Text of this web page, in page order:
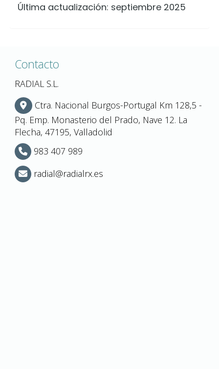
Última actualización: septiembre 2025
Contacto
RADIAL S.L.
Ctra. Nacional Burgos-Portugal Km 128,5 -
Pq. Emp. Monasterio del Prado, Nave 12. La
Flecha, 47195, Valladolid
983 407 989
radial
radialrx.es